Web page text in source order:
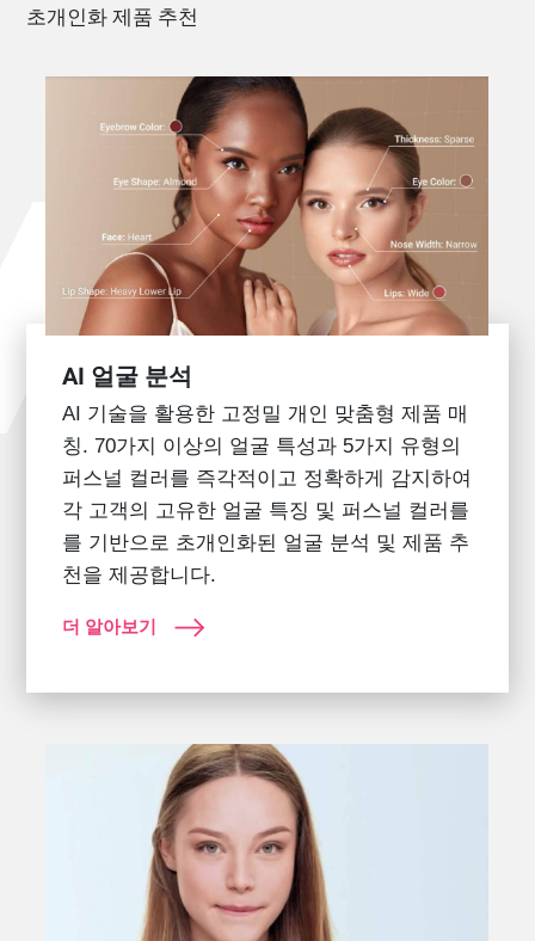
초개인화 제품 추천
AI 얼굴 분석
AI 기술을 활용한 고정밀 개인 맞춤형 제품 매
칭. 70가지 이상의 얼굴 특성과 5가지 유형의
퍼스널 컬러를 즉각적이고 정확하게 감지하여
각 고객의 고유한 얼굴 특징 및 퍼스널 컬러를
를 기반으로 초개인화된 얼굴 분석 및 제품 추
천을 제공합니다.
더 알아보기